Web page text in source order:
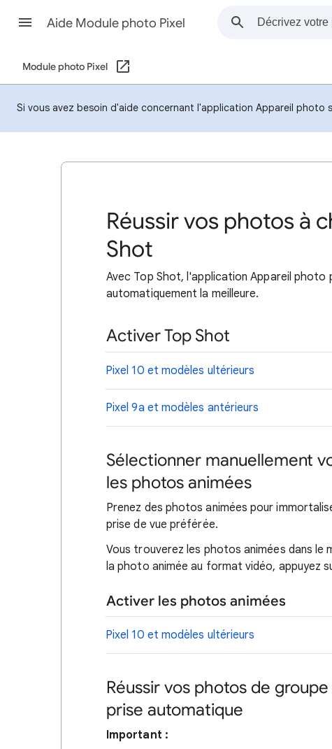
Aide Module photo Pixel
Module photo Pixel
Si vous avez besoin d'aide concernant l'application Appareil photo
Réussir vos photos à
Shot
Avec Top Shot, l'application Appareil
automatiquement la meilleure.
Activer Top Shot
Pixel 10 et modèles ultérieurs
Pixel 9a et modèles antérieurs
Sélectionner manuellement
les photos animées
Prenez des photos animées pour
prise de vue préférée.
Vous trouverez les photos animées dans
la photo animée au format vidéo, appuyez
Activer les photos animées
Pixel 10 et modèles ultérieurs
Réussir vos photos de
prise automatique
Important :